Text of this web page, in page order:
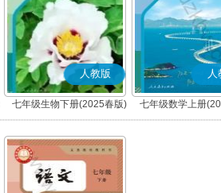
人教版
七年级生物下册(2025春版)
人
七年级数学上册